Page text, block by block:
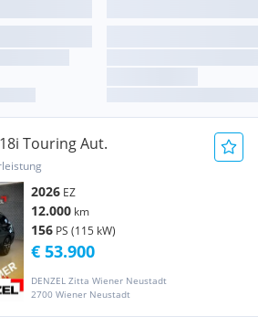
Touring Aut.
2026 EZ
12.000 km
156 PS (115 kW)
DENZEL Zitta Wiener Neustadt
2700 Wiener Neustadt
€ 53.900